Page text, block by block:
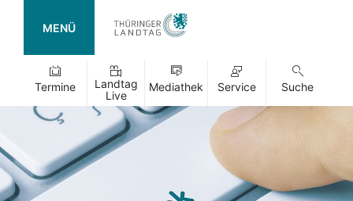
MENÜ
Termine
Landtag
Live
Mediathek Service Suche